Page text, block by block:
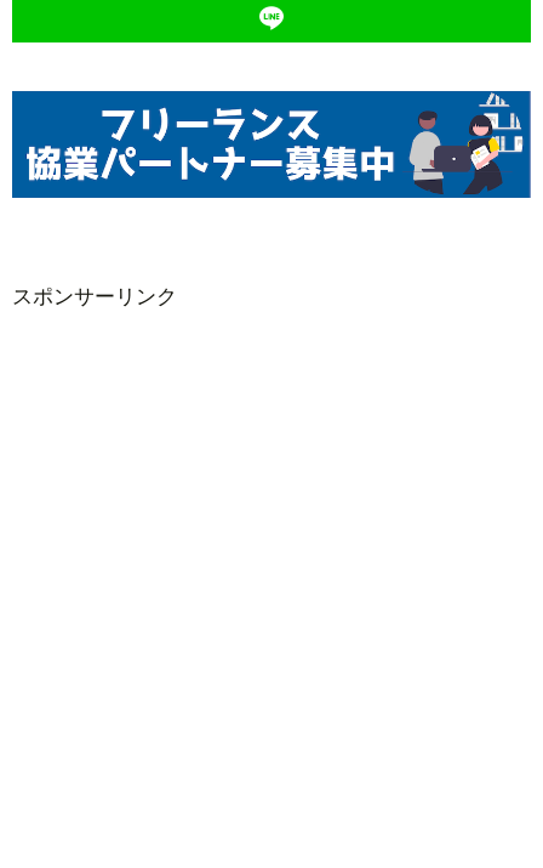
スポンサーリンク